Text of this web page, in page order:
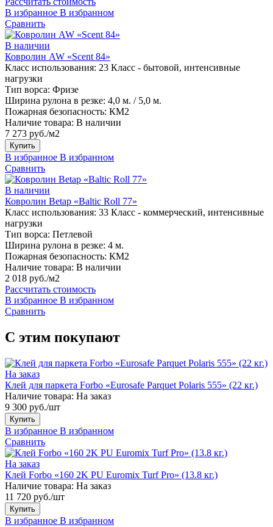
В избранное В избранном
Сравнить
В наличии
Ковролин AW «Scent 84»
Класс использования: 23 Класс - бытовой, интенсивные
нагрузки
Тип ворса: Фризе
Ширина рулона в резке: 4,0 м. / 5,0 м.
Пожарная безопасность: КМ2
Наличие товара: В наличии
7 273 руб./м2
Купить
В избранное В избранном
Сравнить
В наличии
Ковролин Betap «Baltic Roll 77»
Класс использования: 33 Класс - коммерческий, интенсивные
нагрузки
Тип ворса: Петлевой
Ширина рулона в резке: 4 м.
Пожарная безопасность: КМ2
Наличие товара: В наличии
2 018 руб./м2
Рассчитать стоимость
В избранное В избранном
Сравнить
С этим покупают
На заказ
Клей для паркета Forbo «Eurosafe Parquet Polaris 555» (22 кг.)
Наличие товара: На заказ
9 300 руб./шт
Купить
В избранное В избранном
Сравнить
На заказ
Клей Forbo «160 2K PU Euromix Turf Pro» (13.8 кг.)
Наличие товара: На заказ
11 720 руб./шт
Купить
В избранное В избранном